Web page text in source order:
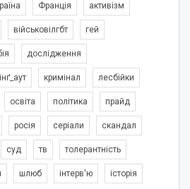
Франція активізм
військовілгбт гей
дослідження
кримінал лесбійки
освіта політика прайд
росія серіали скандал
суд тв толерантність
шлюб інтерв'ю історія